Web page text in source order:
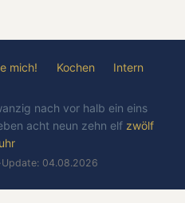
mich! Kochen Intern
nach vor halb ein eins
acht neun zehn elf zwölf
uhr
04.08.2026